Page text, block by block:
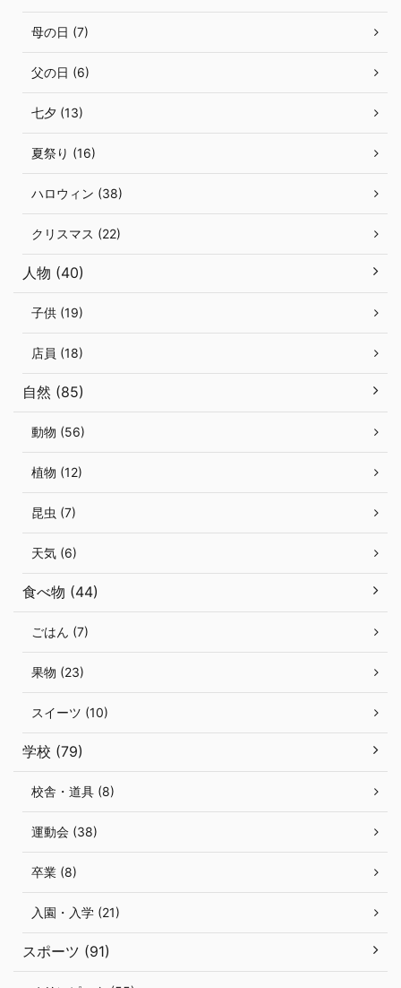
母の日 (7)
父の日 (6)
七夕 (13)
夏祭り (16)
ハロウィン (38)
クリスマス (22)
人物 (40)
子供 (19)
店員 (18)
自然 (85)
動物 (56)
植物 (12)
昆虫 (7)
天気 (6)
食べ物 (44)
ごはん (7)
果物 (23)
スイーツ (10)
学校 (79)
校舎・道具 (8)
運動会 (38)
卒業 (8)
入園・入学 (21)
スポーツ (91)